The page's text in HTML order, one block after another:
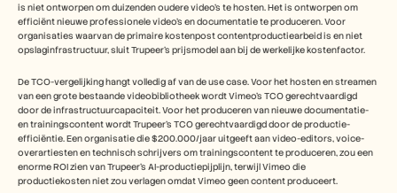
is niet ontworpen om duizenden oudere video's te hosten. Het is ontworpen om
efficiënt nieuwe professionele video's en documentatie te produceren. Voor
organisaties waarvan de primaire kostenpost contentproductiearbeid is en niet
opslaginfrastructuur, sluit Trupeer's prijsmodel aan bij de werkelijke kostenfactor.
De TCO-vergelijking hangt volledig af van de use case. Voor het hosten en streamen
van een grote bestaande videobibliotheek wordt Vimeo's TCO gerechtvaardigd
door de infrastructuurcapaciteit. Voor het produceren van nieuwe documentatie-
en trainingscontent wordt Trupeer's TCO gerechtvaardigd door de productie-
efficiëntie. Een organisatie die $200.000/jaar uitgeeft aan video-editors, voice-
overartiesten en technisch schrijvers om trainingscontent te produceren, zou een
enorme ROI zien van Trupeer's AI-productiepijplijn, terwijl Vimeo die
productiekosten niet zou verlagen omdat Vimeo geen content produceert.